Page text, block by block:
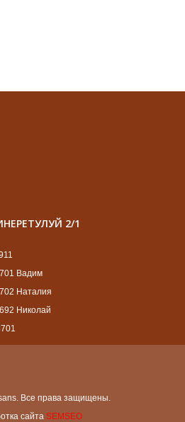
2/1
Вадим
Наталия
Николай
Все права защищены.
сайта SEMSEO